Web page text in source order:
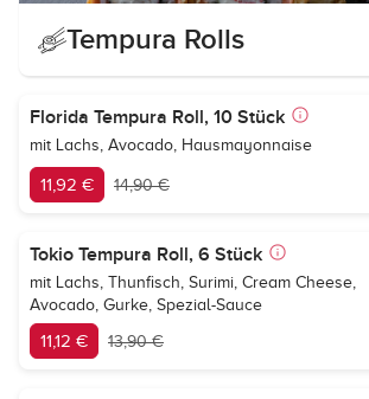
Tempura Rolls
Florida Tempura Roll, 10 Stück
mit Lachs, Avocado, Hausmayonnaise
11,92 € 14,90 €
Tokio Tempura Roll, 6 Stück
mit Lachs, Thunfisch, Surimi, Cream Cheese,
Avocado, Gurke, Spezial-Sauce
11,12 € 13,90 €